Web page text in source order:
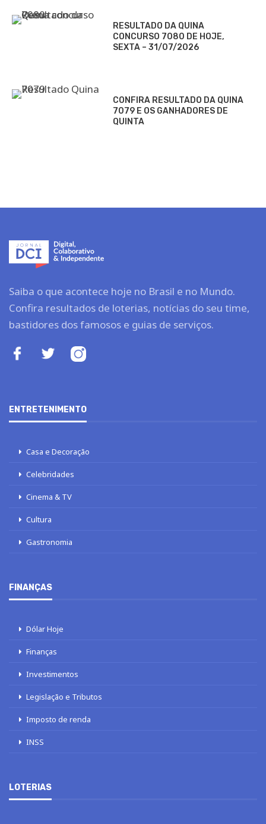
RESULTADO DA QUINA
CONCURSO 7080 DE HOJE,
SEXTA – 31/07/2026
CONFIRA RESULTADO DA QUINA
7079 E OS GANHADORES DE
QUINTA
Saiba o que acontece hoje no Brasil e no Mundo.
Confira resultados de loterias, notícias do seu time,
bastidores dos famosos e guias de serviços.
ENTRETENIMENTO
Casa e Decoração
Celebridades
Cinema & TV
Cultura
Gastronomia
FINANÇAS
Dólar Hoje
Finanças
Investimentos
Legislação e Tributos
Imposto de renda
INSS
LOTERIAS